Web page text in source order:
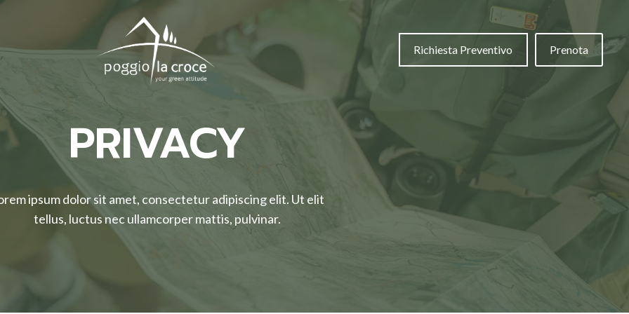
Richiesta Preventivo Prenota
PRIVACY
ipsum dolor sit amet, consectetur adipiscing elit. Ut elit
tellus, luctus nec ullamcorper mattis, pulvinar.